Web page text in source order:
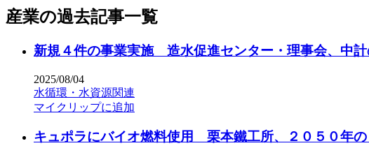
産業の過去記事一覧
新規４件の事業実施 造水促進センター・理事会、中計
2025/08/04
水循環・水資源関連
マイクリップに追加
キュポラにバイオ燃料使用 栗本鐵工所、２０５０年